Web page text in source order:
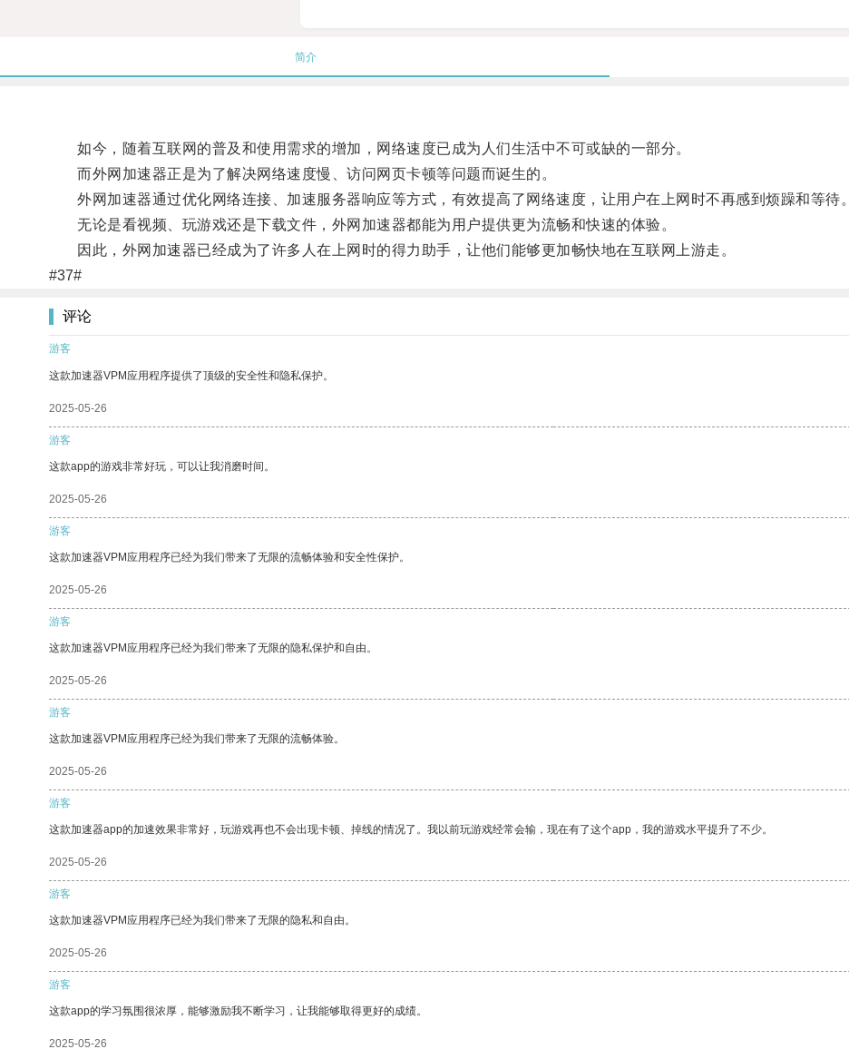
简介
如今，随着互联网的普及和使用需求的增加，网络速度已成为人们生活中不可或缺的一部分。
而外网加速器正是为了解决网络速度慢、访问网页卡顿等问题而诞生的。
外网加速器通过优化网络连接、加速服务器响应等方式，有效提高了网络速度，让用户在上网时不再感到烦躁和等待。
无论是看视频、玩游戏还是下载文件，外网加速器都能为用户提供更为流畅和快速的体验。
因此，外网加速器已经成为了许多人在上网时的得力助手，让他们能够更加畅快地在互联网上游走。
#37#
评论
游客
这款加速器VPM应用程序提供了顶级的安全性和隐私保护。
2025-05-26
游客
这款app的游戏非常好玩，可以让我消磨时间。
2025-05-26
游客
这款加速器VPM应用程序已经为我们带来了无限的流畅体验和安全性保护。
2025-05-26
游客
这款加速器VPM应用程序已经为我们带来了无限的隐私保护和自由。
2025-05-26
游客
这款加速器VPM应用程序已经为我们带来了无限的流畅体验。
2025-05-26
游客
这款加速器app的加速效果非常好，玩游戏再也不会出现卡顿、掉线的情况了。我以前玩游戏经常会输，现在有了这个app，我的游戏水平提升了不少。
2025-05-26
游客
这款加速器VPM应用程序已经为我们带来了无限的隐私和自由。
2025-05-26
游客
这款app的学习氛围很浓厚，能够激励我不断学习，让我能够取得更好的成绩。
2025-05-26